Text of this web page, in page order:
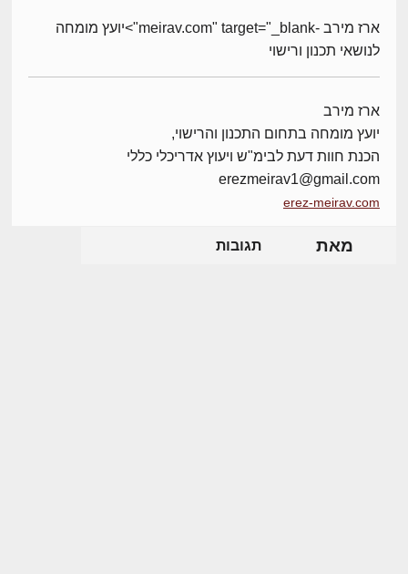
ארז מירב -meirav.com" target="_blank">יועץ מומחה
לנושאי תכנון ורישוי
ארז מירב
יועץ מומחה בתחום התכנון והרישוי,
הכנת חוות דעת לבימ"ש ויעוץ אדריכלי כללי
erezmeirav1@gmail.com
erez-meirav.com
מאת תגובות